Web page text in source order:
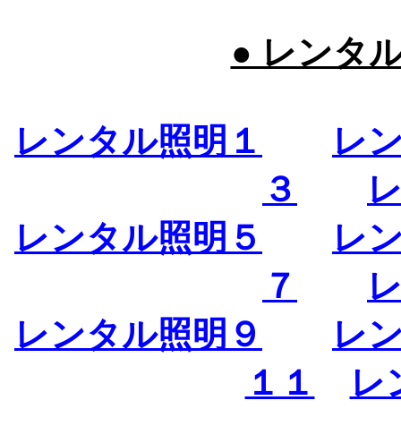
● レンタ
レンタル照明１
レ
３
レンタル照明５
レ
７
レンタル照明９
レ
１１
レ